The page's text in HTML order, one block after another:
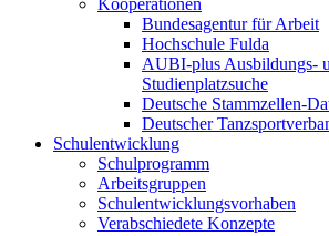
Kooperationen
Bundesagentur für Arbeit
Hochschule Fulda
AUBI-plus Ausbildungs-
Studienplatzsuche
Deutsche Stammzellen-
Deutscher
Schulentwicklung
Schulprogramm
Arbeitsgruppen
Schulentwicklungsvorhaben
Verabschiedete Konzepte